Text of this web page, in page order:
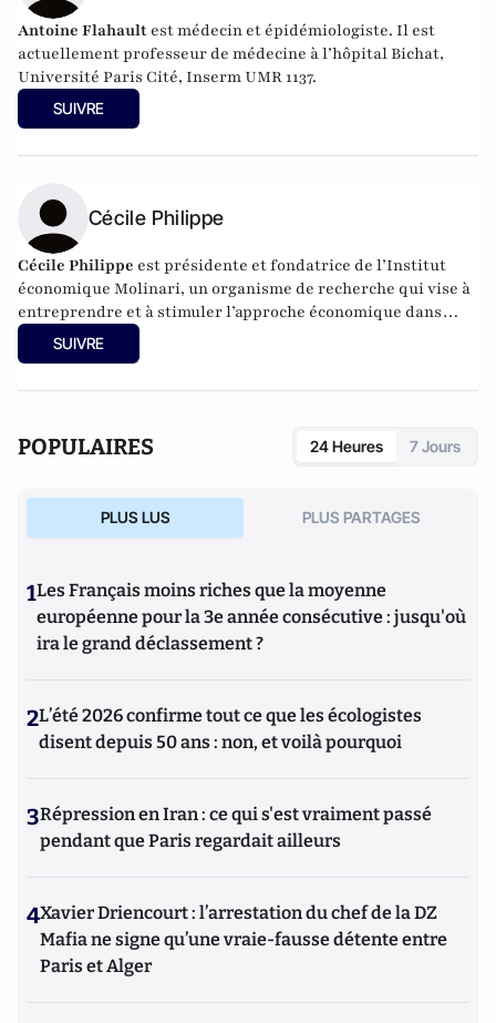
Antoine Flahault est médecin et épidémiologiste. Il est
actuellement professeur de médecine à l’hôpital Bichat,
Université Paris Cité, Inserm UMR 1137.
SUIVRE
Cécile Philippe
Cécile Philippe est présidente et fondatrice de l’Institut
économique Molinari, un organisme de recherche qui vise à
entreprendre et à stimuler l’approche économique dans
l’analyse des politiques publiques.
SUIVRE
POPULAIRES 24 Heures 7 Jours
PLUS LUS PLUS PARTAGES
1Les Français moins riches que la moyenne
européenne pour la 3e année consécutive : jusqu'où
ira le grand déclassement ?
2L’été 2026 confirme tout ce que les écologistes
disent depuis 50 ans : non, et voilà pourquoi
3Répression en Iran : ce qui s'est vraiment passé
pendant que Paris regardait ailleurs
4Xavier Driencourt : l’arrestation du chef de la DZ
Mafia ne signe qu’une vraie-fausse détente entre
Paris et Alger